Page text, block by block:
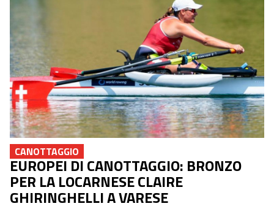
CANOTTAGGIO
EUROPEI DI CANOTTAGGIO: BRONZO
PER LA LOCARNESE CLAIRE
GHIRINGHELLI A VARESE